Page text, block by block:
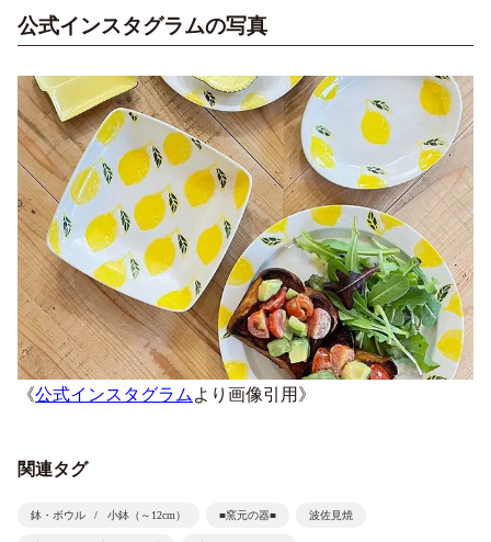
公式インスタグラムの写真
《公式インスタグラム より画像引用》
関連タグ
鉢・ボウル 小鉢（～12cm） ■窯元の器■ 波佐見焼